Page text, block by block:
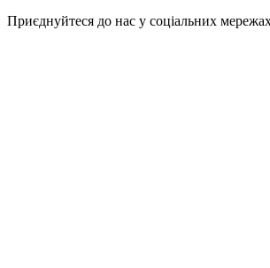
Приєднуйтеся до нас у соціальних